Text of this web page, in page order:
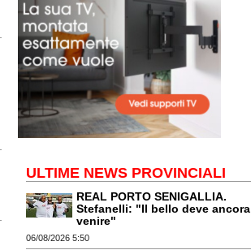
ULTIME NEWS PROVINCIALI
REAL PORTO SENIGALLIA.
Stefanelli: "Il bello deve ancora
venire"
06/08/2026 5:50